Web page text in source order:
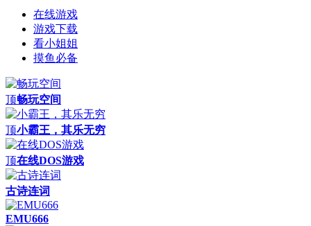
在线游戏
游戏下载
看小姐姐
摸鱼必备
顶畅玩空间
顶小霸王，其乐无穷
顶在线DOS游戏
古诗连词
EMU666